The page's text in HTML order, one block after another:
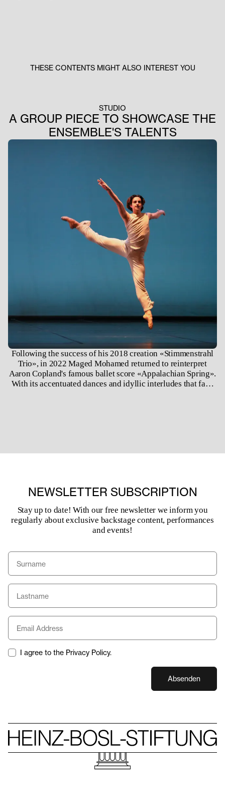
THESE CONTENTS MIGHT ALSO INTEREST YOU
STUDIO
A GROUP PIECE TO SHOWCASE THE
ENSEMBLE'S TALENTS
Following the success of his 2018 creation «Stimmenstrahl
Trio», in 2022 Maged Mohamed returned to reinterpret
Aaron Copland's famous ballet score «Appalachian Spring».
With its accentuated dances and idyllic interludes that fade
NEWSLETTER SUBSCRIPTION
Stay up to date! With our free newsletter we inform you
regularly about exclusive backstage content, performances
and events!
I agree to the Privacy Policy.
Absenden